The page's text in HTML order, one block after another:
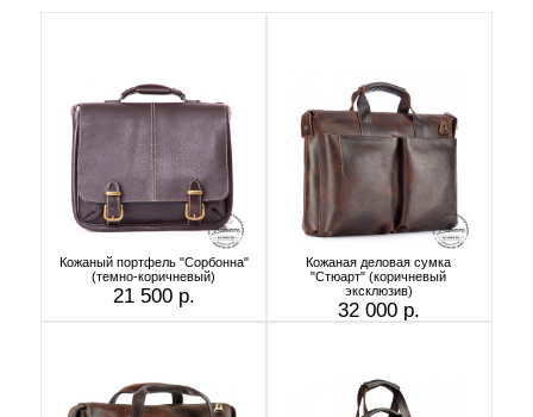
Кожаный портфель "Сорбонна"
(темно-коричневый)
21 500 р.
Кожаная деловая сумка
"Стюарт" (коричневый
эксклюзив)
32 000 р.